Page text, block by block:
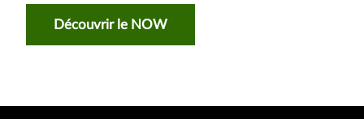
Découvrir le NOW